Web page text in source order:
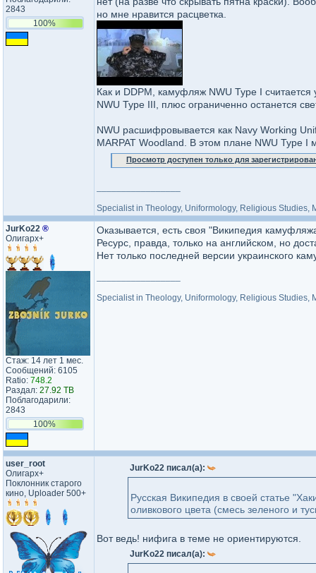
2843
100%
но мне нравится расцветка.
Как и DDPM, камуфляж NWU Type I
NWU Type III, плюс ограниченно останется
NWU расшифровывается как Navy Working
MARPAT Woodland. В этом плане NWU Type I
Просмотр доступен только для
Specialist in Theology, Uniformology, Religious
JurKo22 ®
Олигарх+
Стаж: 14 лет 1 мес.
Сообщений: 6105
Ratio: 748.2
Раздал: 27.92 TB
Поблагодарили:
2843
100%
Оказывается, есть своя "Википедия
Ресурс, правда, только на английском, но
Нет только последней версии украинского
Specialist in Theology, Uniformology, Religious
user_root
Олигарх+
Поклонник старого
кино, Uploader 500+
JurKo22 писал(а):
Русская Википедия в своей статье
оливкового цвета (смесь зеленого и
Вот ведь! нифига в теме не ориентируются.
JurKo22 писал(а):